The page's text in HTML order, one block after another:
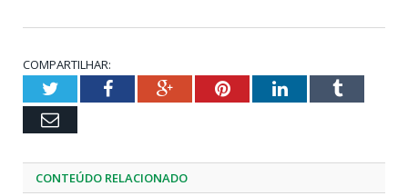
COMPARTILHAR:
TwitterFacebookGoogle+PinterestLinkedInTumblr
Email
CONTEÚDO RELACIONADO